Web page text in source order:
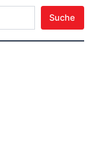
Suche